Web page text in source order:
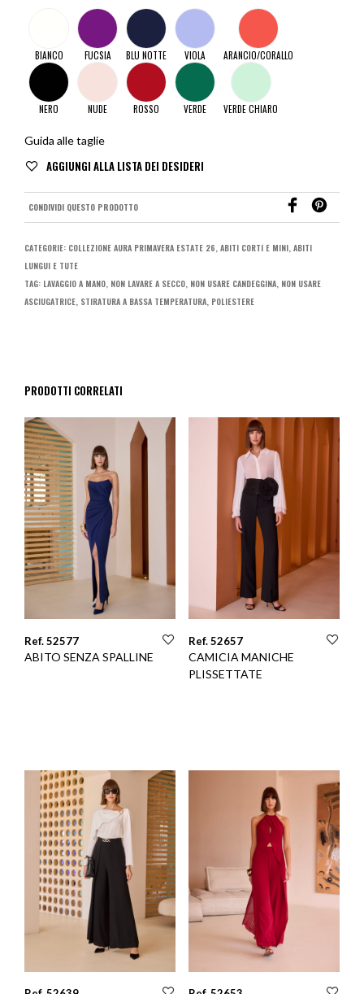
BIANCO FUCSIA BLU NOTTE VIOLA ARANCIO/CORALLO
NERO NUDE ROSSO VERDE VERDE CHIARO
Guida alle taglie
CONDIVIDI QUESTO PRODOTTO
CATEGORIE: COLLEZIONE AURA PRIMAVERA ESTATE 26, ABITI CORTI E MINI, ABITI
LUNGUI E TUTE
TAG: LAVAGGIO A MANO, NON LAVARE A SECCO, NON USARE CANDEGGINA, NON USARE
ASCIUGATRICE, STIRATURA A BASSA TEMPERATURA, POLIESTERE
PRODOTTI CORRELATI
Ref. 52577
ABITO SENZA SPALLINE
Ref. 52657
CAMICIA MANICHE
PLISSETTATE